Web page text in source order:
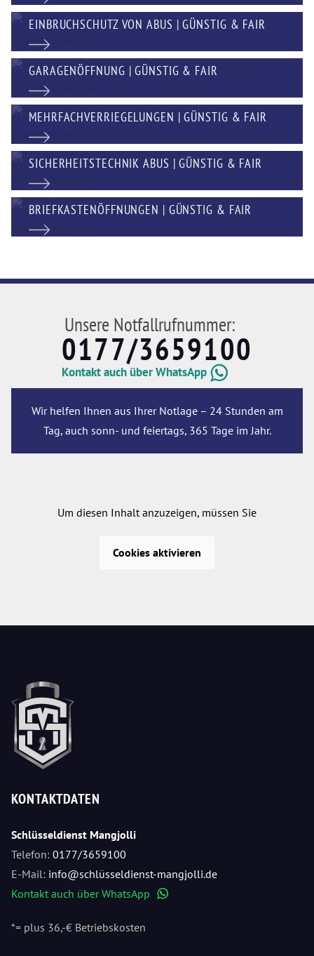
EINBRUCHSCHUTZ VON ABUS | GÜNSTIG & FAIR
GARAGENÖFFNUNG | GÜNSTIG & FAIR
MEHRFACHVERRIEGELUNGEN | GÜNSTIG & FAIR
SICHERHEITSTECHNIK ABUS | GÜNSTIG & FAIR
BRIEFKASTENÖFFNUNGEN | GÜNSTIG & FAIR
Unsere Notfallrufnummer:
0177/3659100
Kontakt auch über WhatsApp
Wir helfen Ihnen aus Ihrer Notlage – 24 Stunden am
Tag, auch sonn- und feiertags, 365 Tage im Jahr.
Um diesen Inhalt anzuzeigen, müssen Sie
Cookies aktivieren
KONTAKTDATEN
Schlüsseldienst Mangjolli
Telefon: 0177/3659100
E-Mail: info@schlüsseldienst-mangjolli.de
Kontakt auch über WhatsApp
*= plus 36,-€ Betriebskosten